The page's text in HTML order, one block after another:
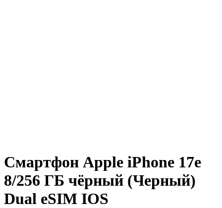
Смартфон Apple iPhone 17e
8/256 ГБ чёрный (Черный)
Dual eSIM IOS